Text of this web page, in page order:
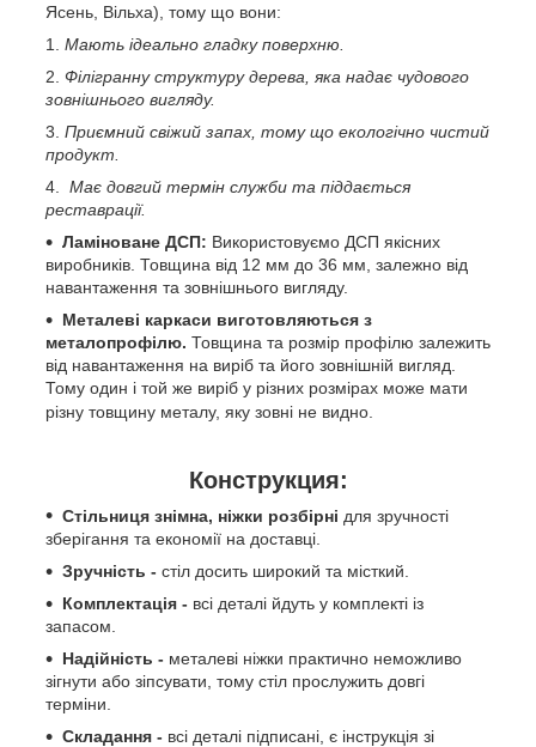
Ясень, Вільха), тому що вони:
Мають ідеально гладку поверхню.
Філігранну структуру дерева, яка надає чудового
зовнішнього вигляду.
Приємний свіжий запах, тому що екологічно чистий
продукт.
Має довгий термін служби та піддається
реставрації.
Ламіноване ДСП: Використовуємо ДСП якісних
виробників. Товщина від 12 мм до 36 мм, залежно від
навантаження та зовнішнього вигляду.
Металеві каркаси виготовляються з
металопрофілю. Товщина та розмір профілю залежить
від навантаження на виріб та його зовнішній вигляд.
Тому один і той же виріб у різних розмірах може мати
різну товщину металу, яку зовні не видно.
Конструкция:
Стільниця знімна, ніжки розбірні для зручності
зберігання та економії на доставці.
Зручність - стіл досить широкий та місткий.
Комплектація - всі деталі йдуть у комплекті із
запасом.
Надійність - металеві ніжки практично неможливо
зігнути або зіпсувати, тому стіл прослужить довгі
терміни.
Складання - всі деталі підписані, є інструкція зі